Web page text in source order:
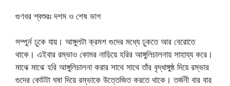
গুণধর শ্বশুরঃ দশম ও শেষ ভাগ
সম্পুর্ন ঢুকে যায়। আঙ্গুলটা ক্রমশ গুদের মধ্যে ঢুকতে আর বেরোতে
থাকে। এইবার রম্ভাও কোমর নাড়িয়ে হরির আঙ্গুলিচালনায় সাহায্য করে।
মাঝে মাঝে হরি আঙ্গুলিচালনা করার সাথে সাথে তাঁর বৃদ্ধাঙ্গুষ্ঠ দিয়ে রম্ভার
গুদের কোটটা ঘষা দিয়ে রম্ভাকে উত্তেজিত করতে থাকে। তর্জনী বার বার